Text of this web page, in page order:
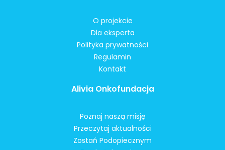
O projekcie
Dla eksperta
Polityka prywatności
Regulamin
Kontakt
Alivia Onkofundacja
Poznaj naszą misję
Przeczytaj aktualności
Zostań Podopiecznym